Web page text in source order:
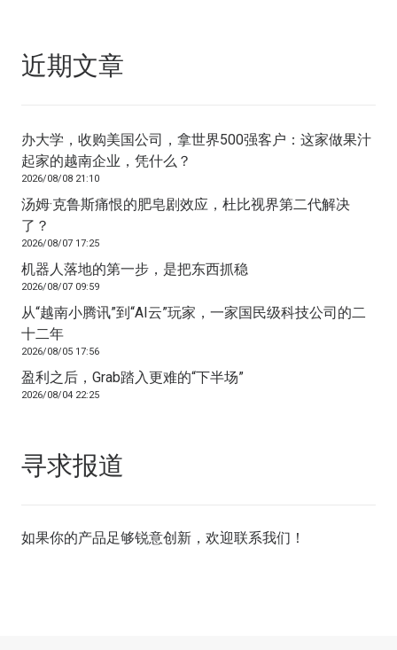
近期文章
办大学，收购美国公司，拿世界500强客户：这家做果汁
起家的越南企业，凭什么？
2026/08/08 21:10
汤姆·克鲁斯痛恨的肥皂剧效应，杜比视界第二代解决
了？
2026/08/07 17:25
机器人落地的第一步，是把东西抓稳
2026/08/07 09:59
从“越南小腾讯”到“AI云”玩家，一家国民级科技公司的二
十二年
2026/08/05 17:56
盈利之后，Grab踏入更难的“下半场”
2026/08/04 22:25
寻求报道
如果你的产品足够锐意创新，欢迎联系我们 ！